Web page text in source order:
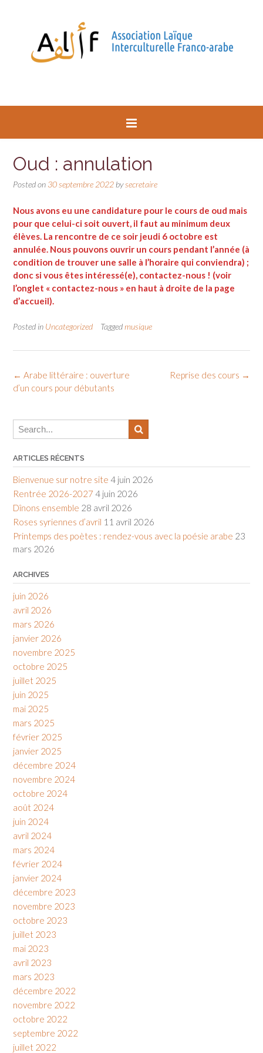
Oud : annulation
Posted on 30 septembre 2022 bysecretaire
Nous avons eu une candidature pour le cours de oud mais
pour que celui-ci soit ouvert, il faut au minimum deux
élèves. La rencontre de ce soir jeudi 6 octobre est
annulée. Nous pouvons ouvrir un cours pendant l’année (à
condition de trouver une salle à l’horaire qui conviendra) ;
donc si vous êtes intéressé(e), contactez-nous ! (voir
l’onglet « contactez-nous » en haut à droite de la page
d’accueil).
Posted in Uncategorized Taggedmusique
Post
navigation
Reprise des cours →
← Arabe littéraire : ouverture
d’un cours pour débutants
ARTICLES RÉCENTS
Bienvenue sur notre site 4 juin 2026
Rentrée 2026-2027 4 juin 2026
Dînons ensemble 28 avril 2026
Roses syriennes d’avril 11 avril 2026
Printemps des poètes : rendez-vous avec la poésie arabe 23
mars 2026
ARCHIVES
juin 2026
avril 2026
mars 2026
janvier 2026
novembre 2025
octobre 2025
juillet 2025
juin 2025
mai 2025
mars 2025
février 2025
janvier 2025
décembre 2024
novembre 2024
octobre 2024
août 2024
juin 2024
avril 2024
mars 2024
février 2024
janvier 2024
décembre 2023
novembre 2023
octobre 2023
juillet 2023
mai 2023
avril 2023
mars 2023
décembre 2022
novembre 2022
octobre 2022
septembre 2022
juillet 2022